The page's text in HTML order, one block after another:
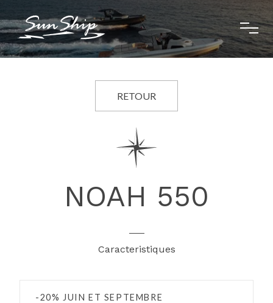
RETOUR
NOAH 550
Caracteristiques
-20% JUIN ET SEPTEMBRE